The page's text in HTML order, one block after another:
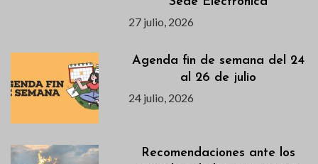
27 julio, 2026
Agenda fin de semana del 24
al 26 de julio
24 julio, 2026
Recomendaciones ante los